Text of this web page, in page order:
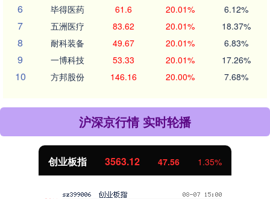
6 毕得医药 61.6 20.01% 6.12%
7 五洲医疗 83.62 20.01% 18.37%
8 耐科装备 49.67 20.01% 6.83%
9 一博科技 53.33 20.01% 17.26%
10 方邦股份 146.16 20.00% 7.68%
沪深京行情 实时轮播
创业板指 3563.12 47.56 1.35%